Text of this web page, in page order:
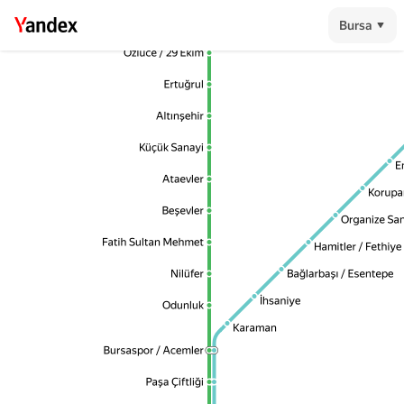
Organize
Organize
Hamitler / Fethiye
Hamitler / Fethiye
Bağlarbaşı / Esentepe
Bağlarbaşı / Esentepe
İhsaniye
İhsaniye
Karaman
Karaman
Özlüce / 29 Ekim
Özlüce / 29 Ekim
Ertuğrul
Ertuğrul
Altınşehir
Altınşehir
Küçük Sanayi
Küçük Sanayi
Ataevler
Ataevler
Beşevler
Beşevler
Fatih Sultan Mehmet
Fatih Sultan Mehmet
Nilüfer
Nilüfer
Odunluk
Odunluk
Bursaspor / Acemler
Bursaspor / Acemler
Paşa Çiftliği
Paşa Çiftliği
Bursa